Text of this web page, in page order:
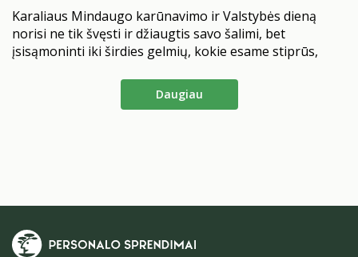
Karaliaus Mindaugo karūnavimo ir Valstybės dieną
norisi ne tik švęsti ir džiaugtis savo šalimi, bet
įsisąmoninti iki širdies gelmių, kokie esame stiprūs,
kiek daug esame pasiekę. Keletas statistikos ir faktų tik
stiprina mūsų pasitikėjimą ir leidžia manyti, kad kažką
Daugiau